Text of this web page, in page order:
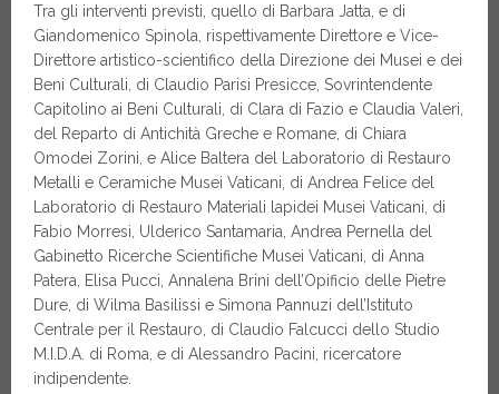
Tra gli interventi previsti, quello di Barbara Jatta, e di
Giandomenico Spinola, rispettivamente Direttore e Vice-
Direttore artistico-scientifico della Direzione dei Musei e dei
Beni Culturali, di Claudio Parisi Presicce, Sovrintendente
Capitolino ai Beni Culturali, di Clara di Fazio e Claudia Valeri,
del Reparto di Antichità Greche e Romane, di Chiara
Omodei Zorini, e Alice Baltera del Laboratorio di Restauro
Metalli e Ceramiche Musei Vaticani, di Andrea Felice del
Laboratorio di Restauro Materiali lapidei Musei Vaticani, di
Fabio Morresi, Ulderico Santamaria, Andrea Pernella del
Gabinetto Ricerche Scientifiche Musei Vaticani, di Anna
Patera, Elisa Pucci, Annalena Brini dell’Opificio delle Pietre
Dure, di Wilma Basilissi e Simona Pannuzi dell’Istituto
Centrale per il Restauro, di Claudio Falcucci dello Studio
M.I.D.A. di Roma, e di Alessandro Pacini, ricercatore
indipendente.